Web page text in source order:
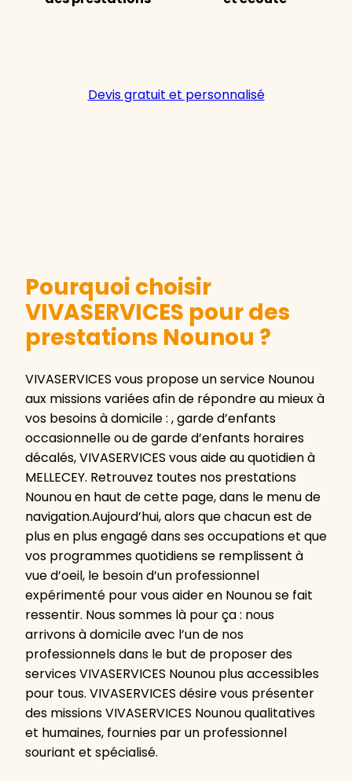
Devis gratuit et personnalisé
Pourquoi choisir
VIVASERVICES pour des
prestations Nounou ?
VIVASERVICES vous propose un service Nounou
aux missions variées afin de répondre au mieux à
vos besoins à domicile : , garde d’enfants
occasionnelle ou de garde d’enfants horaires
décalés, VIVASERVICES vous aide au quotidien à
MELLECEY. Retrouvez toutes nos prestations
Nounou en haut de cette page, dans le menu de
navigation.Aujourd’hui, alors que chacun est de
plus en plus engagé dans ses occupations et que
vos programmes quotidiens se remplissent à
vue d’oeil, le besoin d’un professionnel
expérimenté pour vous aider en Nounou se fait
ressentir. Nous sommes là pour ça : nous
arrivons à domicile avec l’un de nos
professionnels dans le but de proposer des
services VIVASERVICES Nounou plus accessibles
pour tous. VIVASERVICES désire vous présenter
des missions VIVASERVICES Nounou qualitatives
et humaines, fournies par un professionnel
souriant et spécialisé.